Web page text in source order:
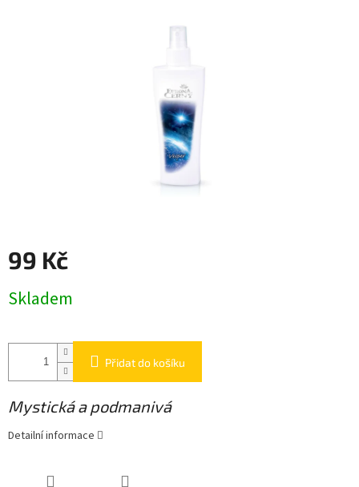
99 Kč
cena:
Skladem
Přidat do košíku
Mystická a podmanivá
Detailní informace